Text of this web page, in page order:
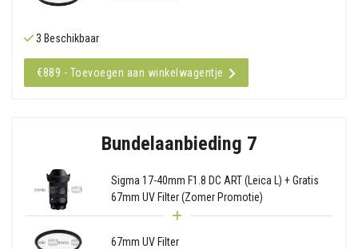
3 Beschikbaar
€889 - Toevoegen aan winkelwagentje
Bundelaanbieding 7
Sigma 17-40mm F1.8 DC ART (Leica L) + Gratis
67mm UV Filter (Zomer Promotie)
67mm UV Filter